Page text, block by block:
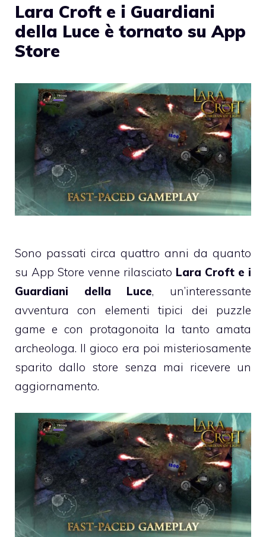
Lara Croft e i Guardiani
della Luce è tornato su App
Store
Sono passati circa quattro anni da quanto
su App Store venne rilasciato Lara Croft e i
Guardiani della Luce, un’interessante
avventura con elementi tipici dei puzzle
game e con protagonoita la tanto amata
archeologa. Il gioco era poi misteriosamente
sparito dallo store senza mai ricevere un
aggiornamento.